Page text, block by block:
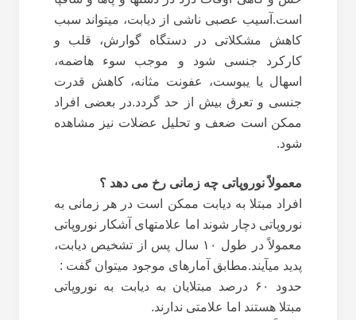
است.آسیب عصبی ناشی از دیابت، می‏تواند سبب
کاهش مشکلاتی در دستگاه گوارش، قلب و
کارکرد جنسی شود و موجب سوء هاضمه،
اسهال یا یبوست، عفونت مثانه، کاهش قدرت
جنسی و تعرق بیش از حد گردد.در بعضی افراد
ممکن است ضعف و تحلیل عضلات نیز مشاهده
شود.
معمولاً نوروپاتی چه زمانی رخ می‏ دهد ؟
افراد مبتلا به دیابت ممکن است در هر زمانی به
نوروپاتی دچار شوند اما علامت‏های آشکار نوروپاتی
معمولاً در طول ۱۰ سال پس از تشخیص دیابت،
پدید می‏آیند.مطابق آمارهای موجود می‏توان گفت :
حدود ۶۰ درصد مبتلایان به دیابت به نوروپاتی
مبتلا هستند اما علامتی ندارند.